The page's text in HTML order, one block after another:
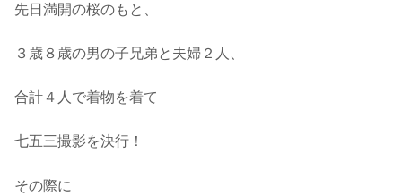
先日満開の桜のもと、
３歳８歳の男の子兄弟と夫婦２人、
合計４人で着物を着て
七五三撮影を決行！
その際に